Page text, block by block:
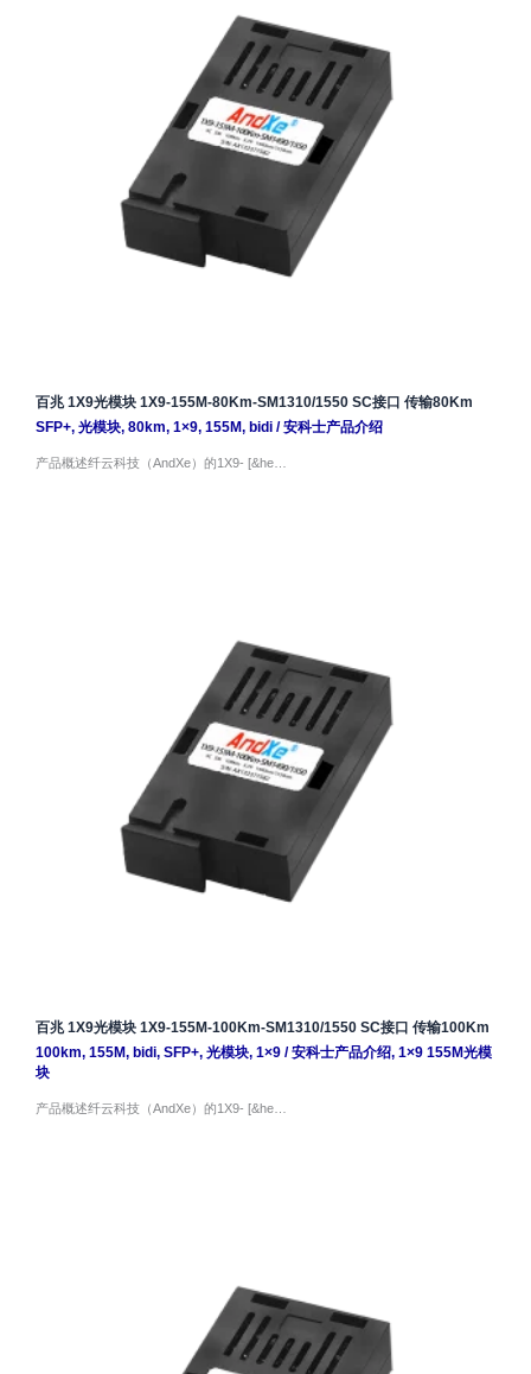
百兆 1X9光模块 1X9-155M-80Km-SM1310/1550 SC接口 传输80Km
SFP+, 光模块, 80km, 1×9, 155M, bidi/安科士产品介绍
产品概述纤云科技（AndXe）的1X9- [&he…
百兆 1X9光模块 1X9-155M-100Km-SM1310/1550 SC接口 传输100Km
100km, 155M, bidi, SFP+, 光模块, 1×9/安科士产品介绍, 1×9 155M光模
块
产品概述纤云科技（AndXe）的1X9- [&he…